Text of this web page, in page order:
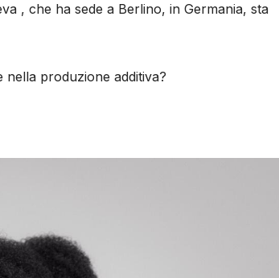
, che ha sede a Berlino, in Germania, sta
produzione additiva?